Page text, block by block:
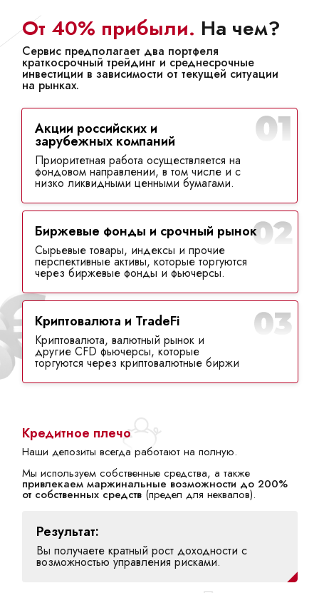
От 40% прибыли. На чем?
Сервис предполагает два портфеля
краткосрочный трейдинг и среднесрочные
инвестиции в зависимости от текущей ситуации
на рынках.
Акции российских и
зарубежных компаний
Приоритетная работа осуществляется на
фондовом направлении, в том числе и с
низко ликвидными ценными бумагами.
Биржевые фонды и срочный рынок
Сырьевые товары, индексы и прочие
перспективные активы, которые торгуются
через биржевые фонды и фьючерсы.
Криптовалюта и TradeFi
Криптовалюта, валютный рынок и
другие CFD фьючерсы, которые
торгуются через криптовалютные биржи
Кредитное плечо
Наши депозиты всегда работают на полную.
Мы используем собственные средства, а также
привлекаем маржинальные возможности до 200%
от собственных средств (предел для неквалов).
Результат:
Вы получаете кратный рост доходности с
возможностью управления рисками.